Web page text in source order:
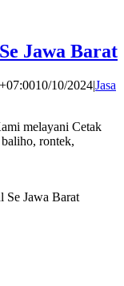
Jawa Barat
10/10/2024|Jasa
melayani Cetak
rontek,
Se Jawa Barat